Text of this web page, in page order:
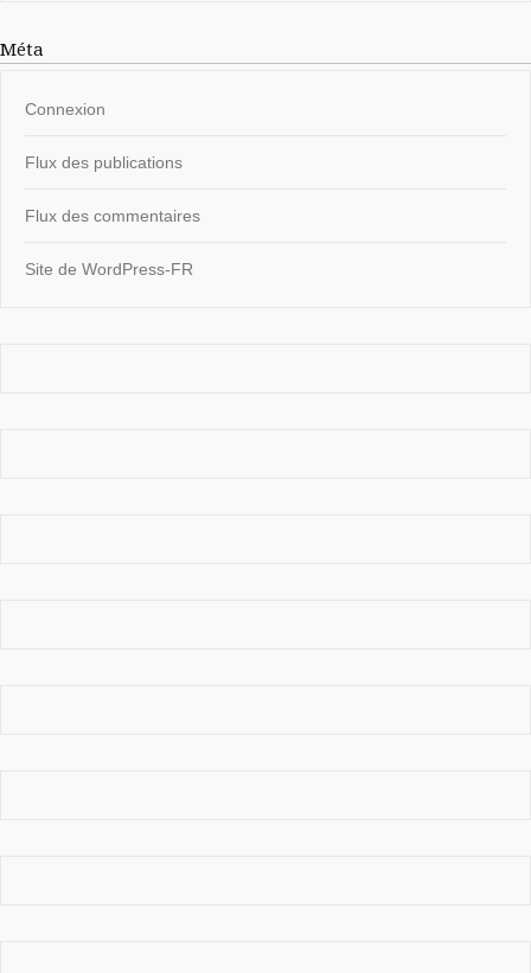
Méta
Connexion
Flux des publications
Flux des commentaires
Site de WordPress-FR